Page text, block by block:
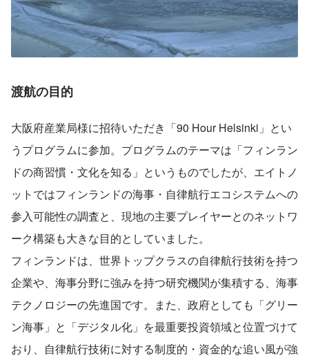
渡航の目的
大阪府産業局様に招待いただき「90 Hour Helsinki」とい
うプログラムに参加。プログラムのテーマは「フィンラン
ドの商習慣・文化を知る」というものでしたが、エイトノ
ットではフィンランドの海事・自律航行エコシステムへの
参入可能性の調査と、現地の主要プレイヤーとのネットワ
ーク構築も大きな目的としていました。
フィンランドは、世界トップクラスの自律航行技術を持つ
企業や、海事分野に強みを持つ研究機関が集積する、海事
テクノロジーの先進国です。また、政府としても「グリー
ン海事」と「デジタル化」を最重要投資領域と位置づけて
おり、自律航行技術に対する制度的・資金的な追い風が強